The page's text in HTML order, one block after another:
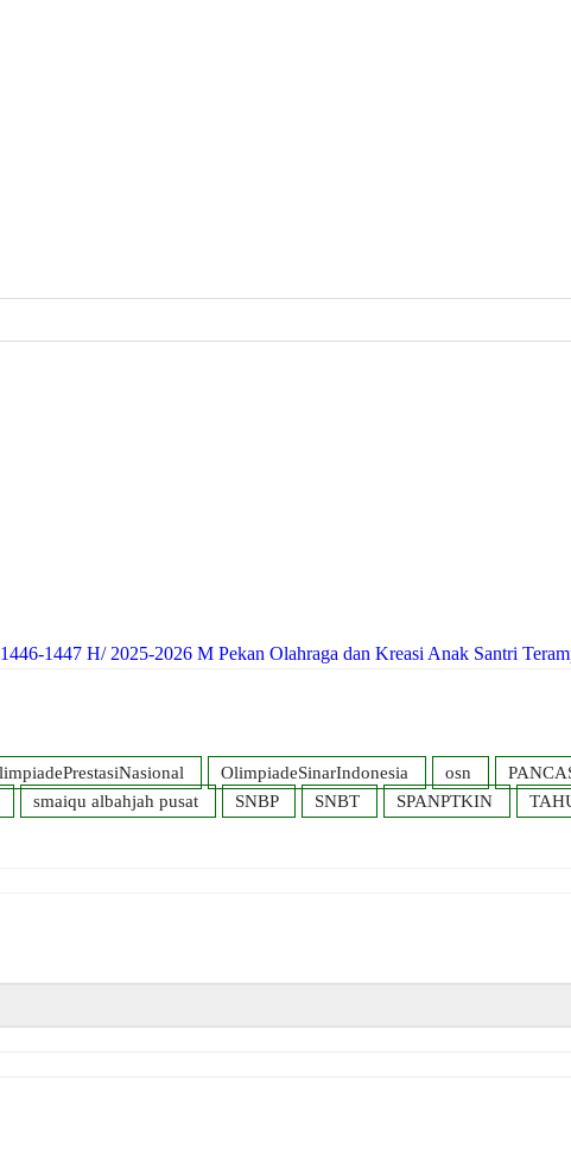
1447 H/ 2025-2026 M Pekan Olahraga dan Kreasi Anak Santri
OlimpiadeSinarIndonesia osn
smaiqu albahjah pusat SNBP SNBT SPANPTKIN